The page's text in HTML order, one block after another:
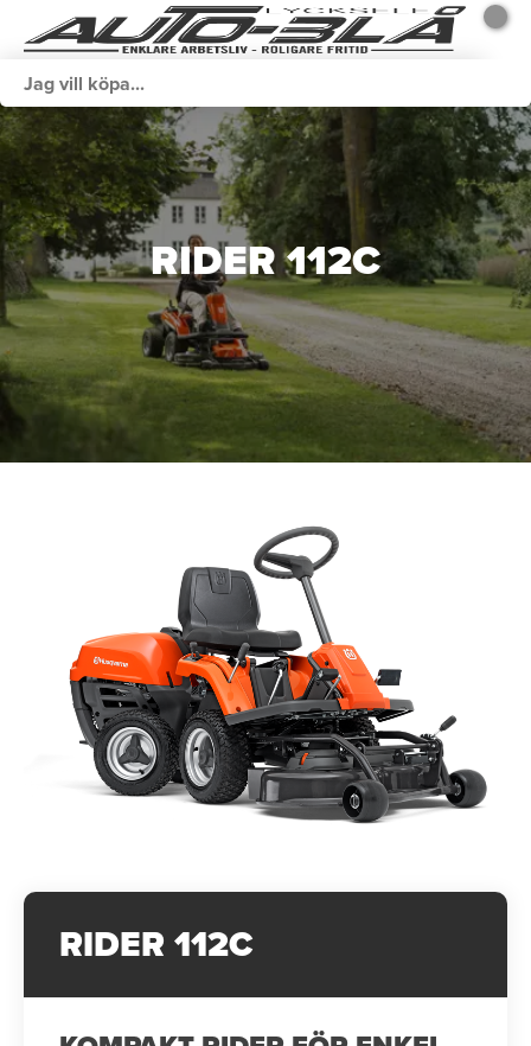
RIDER 112C
RIDER 112C